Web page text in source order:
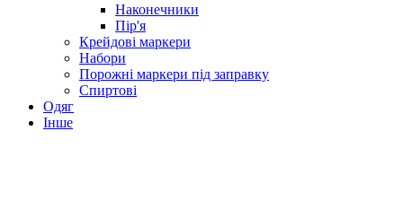
Наконечники
Пір'я
Крейдові маркери
Набори
Порожні маркери під заправку
Спиртові
Одяг
Інше